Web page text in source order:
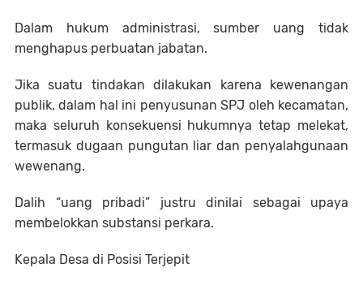
Dalam hukum administrasi, sumber uang tidak
menghapus perbuatan jabatan.
Jika suatu tindakan dilakukan karena kewenangan
publik, dalam hal ini penyusunan SPJ oleh kecamatan,
maka seluruh konsekuensi hukumnya tetap melekat,
termasuk dugaan pungutan liar dan penyalahgunaan
wewenang.
Dalih “uang pribadi” justru dinilai sebagai upaya
membelokkan substansi perkara.
Kepala Desa di Posisi Terjepit